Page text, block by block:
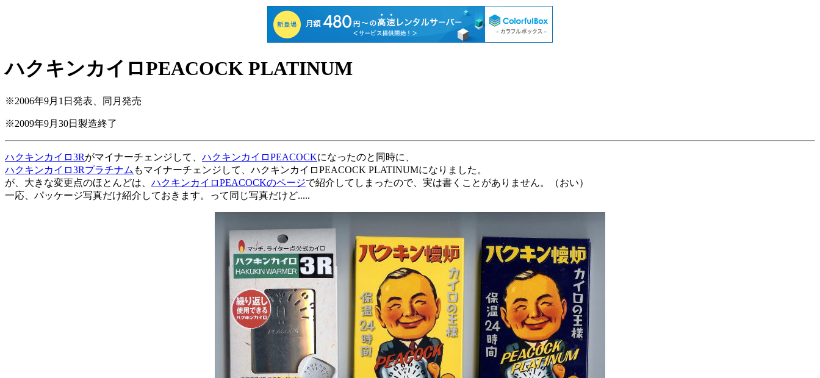
ハクキンカイロPEACOCK PLATINUM
※2006年9月1日発表、同月発売
※2009年9月30日製造終了
ハクキンカイロ3Rがマイナーチェンジして、 ハクキンカイロPEACOCKになったのと同時に、
ハクキンカイロ3Rプラチナム もマイナーチェンジして、ハクキンカイロPEACOCK PLATINUMになりました。
が、大きな変更点のほとんどは、 ハクキンカイロPEACOCKのページで紹介してしまったので、実は書くことがありません。（おい）
一応、パッケージ写真だけ紹介しておきます。って同じ写真だけど.....